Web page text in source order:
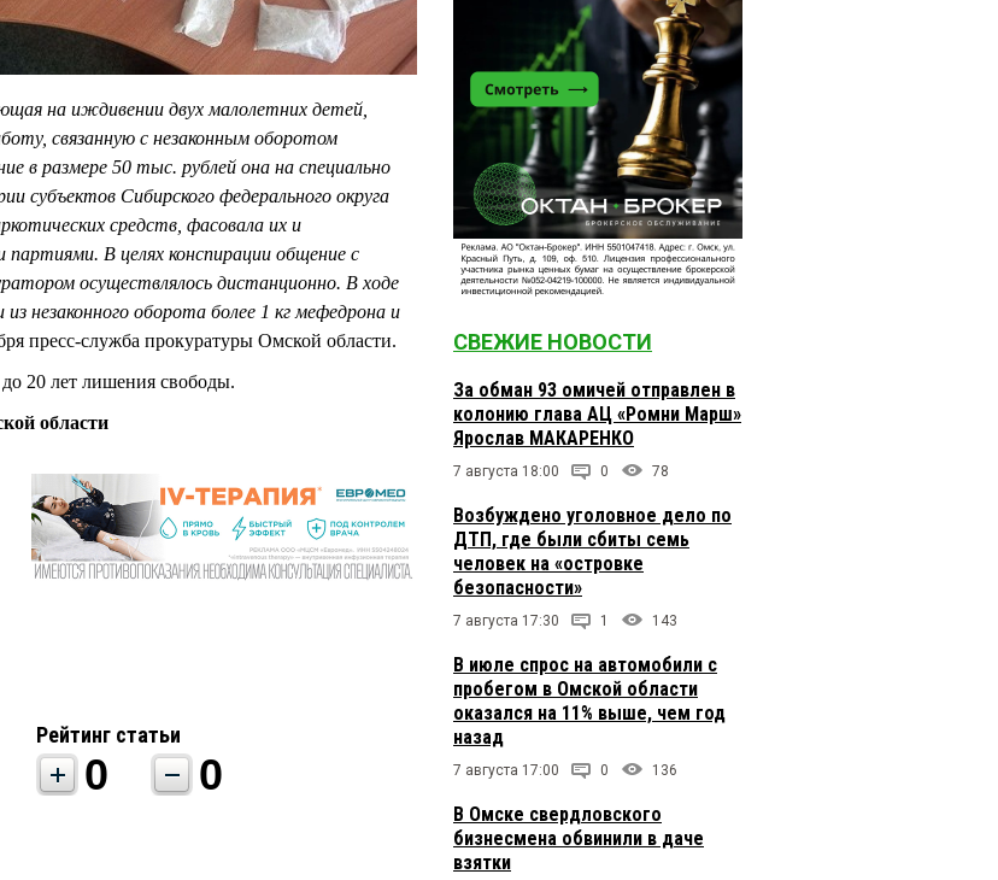
на иждивении двух малолетних детей,
связанную с незаконным оборотом
в размере 50 тыс. рублей она на специально
субъектов Сибирского федерального округа
средств, фасовала их и
партиями. В целях конспирации общение с
осуществлялось дистанционно. В ходе
незаконного оборота более 1 кг мефедрона и
пресс-служба прокуратуры Омской области.
20 лет лишения свободы.
области
Рейтинг статьи
0 0
СВЕЖИЕ НОВОСТИ
За обман 93 омичей отправлен в
колонию глава АЦ «Ромни Марш»
Ярослав МАКАРЕНКО
7 августа 18:00 0 78
Возбуждено уголовное дело по
ДТП, где были сбиты семь
человек на «островке
безопасности»
7 августа 17:30 1 143
В июле спрос на автомобили с
пробегом в Омской области
оказался на 11% выше, чем год
назад
7 августа 17:00 0 136
В Омске свердловского
бизнесмена обвинили в даче
взятки